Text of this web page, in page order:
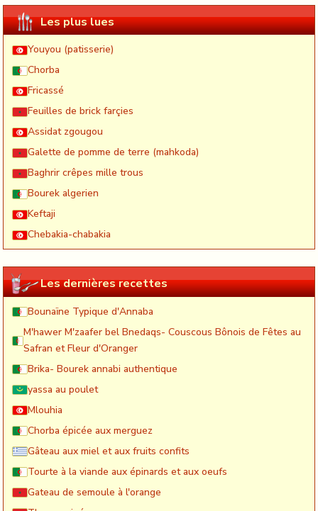
Les plus lues
Youyou (patisserie)
Chorba
Fricassé
Feuilles de brick farçies
Assidat zgougou
Galette de pomme de terre (mahkoda)
Baghrir crêpes mille trous
Bourek algerien
Keftaji
Chebakia-chabakia
Les dernières recettes
Bounaïne Typique d'Annaba
M'hawer M'zaafer bel Bnedaqs- Couscous Bônois de Fêtes au
Safran et Fleur d'Oranger
Brika- Bourek annabi authentique
yassa au poulet
Mlouhia
Chorba épicée aux merguez
Gâteau aux miel et aux fruits confits
Tourte à la viande aux épinards et aux oeufs
Gateau de semoule à l'orange